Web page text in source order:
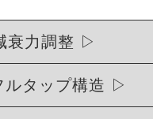
衰力調整
タップ構造